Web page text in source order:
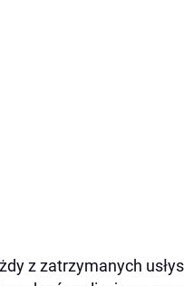
z zatrzymanych